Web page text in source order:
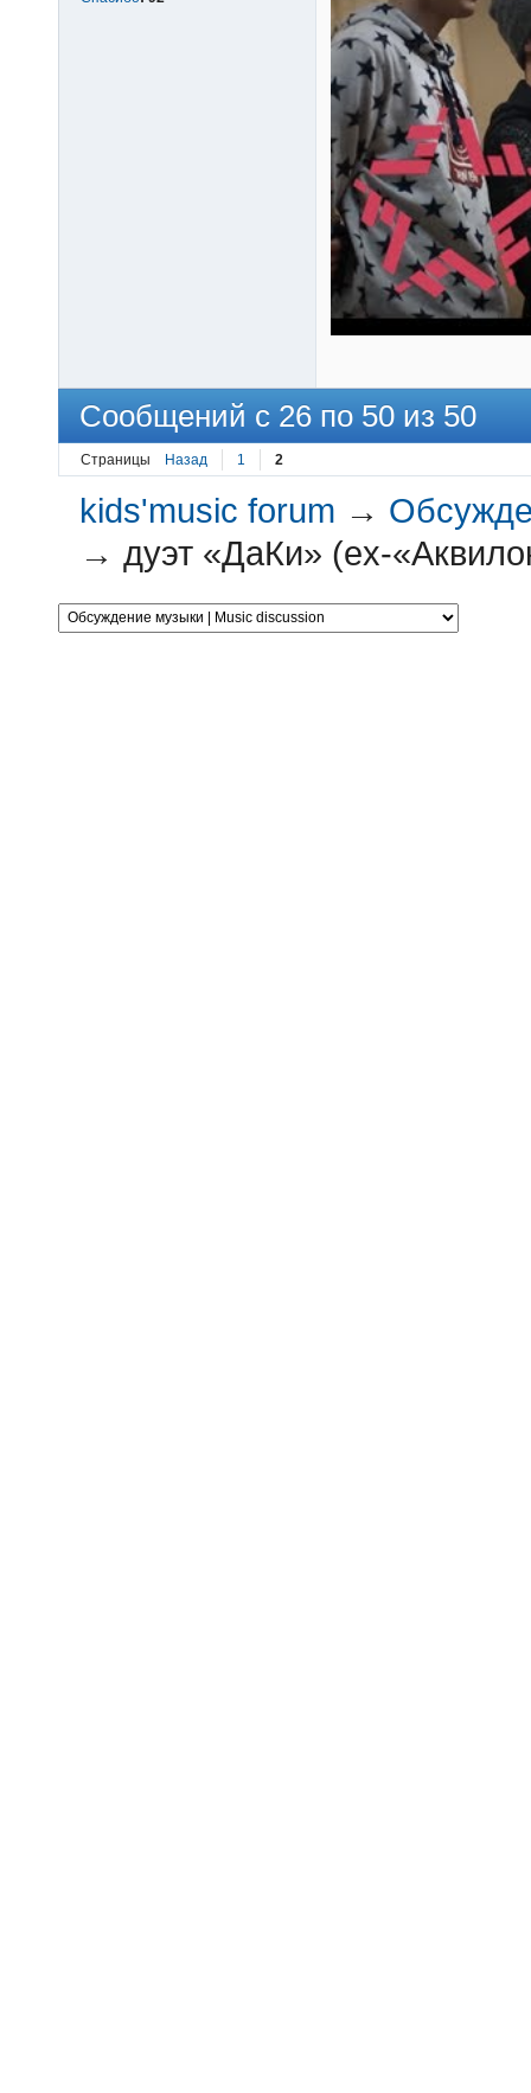
Сообщений с 26 по 50 из 50
Страницы Назад 1 2
kids'music forum →
→дуэт «ДаКи» (ex-